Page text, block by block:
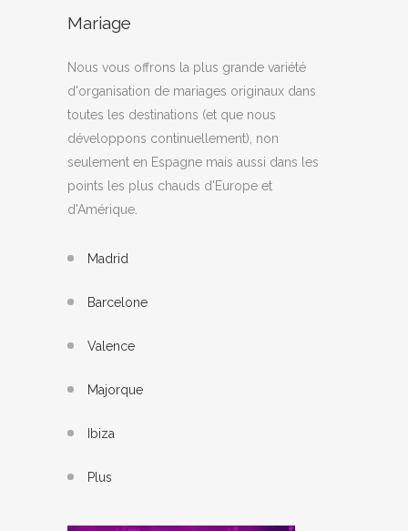
Mariage
Nous vous offrons la plus grande variété
d'organisation de mariages originaux dans
toutes les destinations (et que nous
développons continuellement), non
seulement en Espagne mais aussi dans les
points les plus chauds d'Europe et
d'Amérique.
Madrid
Barcelone
Valence
Majorque
Ibiza
Plus